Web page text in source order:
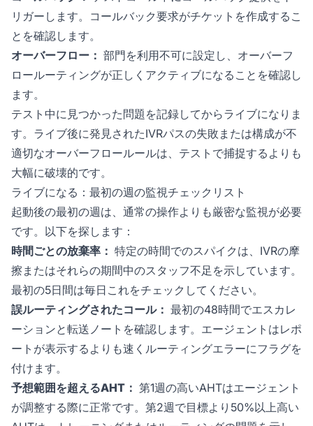
リガーします。コールバック要求がチケットを作成するこ
とを確認します。
オーバーフロー： 部門を利用不可に設定し、オーバーフ
ロールーティングが正しくアクティブになることを確認し
ます。
テスト中に見つかった問題を記録してからライブになりま
す。ライブ後に発見されたIVRパスの失敗または構成が不
適切なオーバーフロールールは、テストで捕捉するよりも
大幅に破壊的です。
ライブになる：最初の週の監視チェックリスト
起動後の最初の週は、通常の操作よりも厳密な監視が必要
です。以下を探します：
時間ごとの放棄率： 特定の時間でのスパイクは、IVRの摩
擦またはそれらの期間中のスタッフ不足を示しています。
最初の5日間は毎日これをチェックしてください。
誤ルーティングされたコール： 最初の48時間でエスカレ
ーションと転送ノートを確認します。エージェントはレポ
ートが表示するよりも速くルーティングエラーにフラグを
付けます。
予想範囲を超えるAHT： 第1週の高いAHTはエージェント
が調整する際に正常です。第2週で目標より50%以上高い